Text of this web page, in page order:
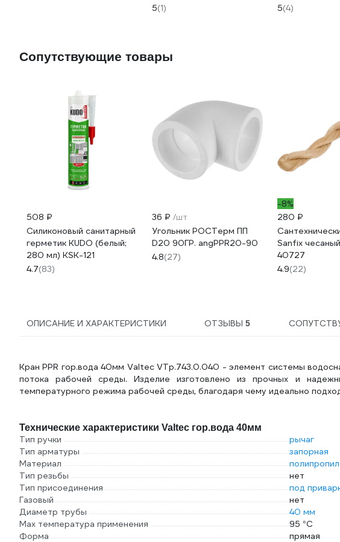
5(1)
прямой, белый
5(4)
Сопутствующие товары
508 ₽
Силиконовый санитарный
герметик KUDO (белый;
280 мл) KSK-121
4.7(83)
36 ₽ /шт
Угольник РОСТерм ПП
D20 90ГР. angPPR20-90
4.8(27)
-8%
280 ₽
Sanfix
40727
4.9(22)
ОПИСАНИЕ И ХАРАКТЕРИСТИКИ ОТЗЫВЫ5
Кран PPR гор.вода 40мм Valtec VTp.743.0.040 - элемент системы
потока рабочей среды. Изделие изготовлено из прочных и
температурного режима рабочей среды, благодаря чему идеально
Технические характеристики Valtec гор.вода 40мм
Тип ручки
рычаг
Тип арматуры
запорная
Материал
Тип резьбы
нет
Тип присоединения
под
Газовый
нет
Диаметр трубы
40 мм
Max температура применения
95 °С
Форма
прямая